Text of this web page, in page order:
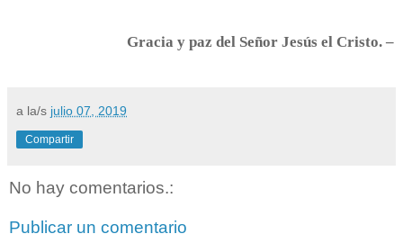
Gracia y paz del Señor Jesús el Cristo. –
a la/s julio 07, 2019
Compartir
No hay comentarios.:
Publicar un comentario